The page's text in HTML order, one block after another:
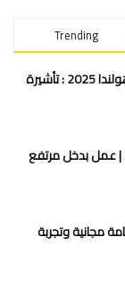
Trending
فرصة رائعة للعمل الموسمي في هولندا 2025 : تأشيرة
وظيفة راعي أبقار في سويسرا 2025 | عمل بدخل مرتفع
في إيطاليا 2026: إقامة مجانية وتجربة